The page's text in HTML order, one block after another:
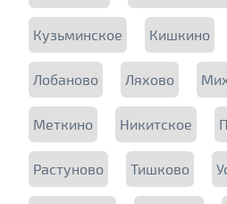
Кузьминское Кишкино
Лобаново Ляхово
Меткино Никитское
Растуново Тишково